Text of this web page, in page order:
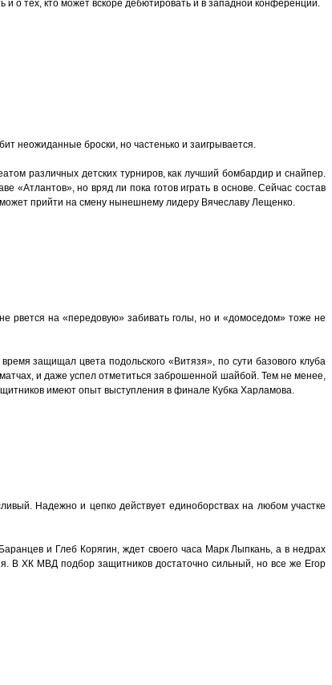
о тех, кто может вскоре дебютировать и в западной конференции.
неожиданные броски, но частенько и заигрывается.
различных детских турниров, как лучший бомбардир и снайпер.
но вряд ли пока готов играть в основе. Сейчас состав
прийти на смену нынешнему лидеру Вячеславу Лещенко.
рвется на «передовую» забивать голы, но и «домоседом» тоже не
защищал цвета подольского «Витязя», по сути базового клуба
и даже успел отметиться заброшенной шайбой. Тем не менее,
имеют опыт выступления в финале Кубка Харламова.
Надежно и цепко действует единоборствах на любом участке
и Глеб Корягин, ждет своего часа Марк Лыпкань, а в недрах
В ХК МВД подбор защитников достаточно сильный, но все же Егор